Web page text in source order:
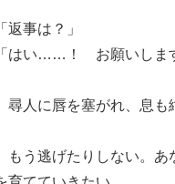
「返事は？」
「はい……！ お願いしま
尋人に唇を塞がれ、息も
もう逃げたりしない。あ